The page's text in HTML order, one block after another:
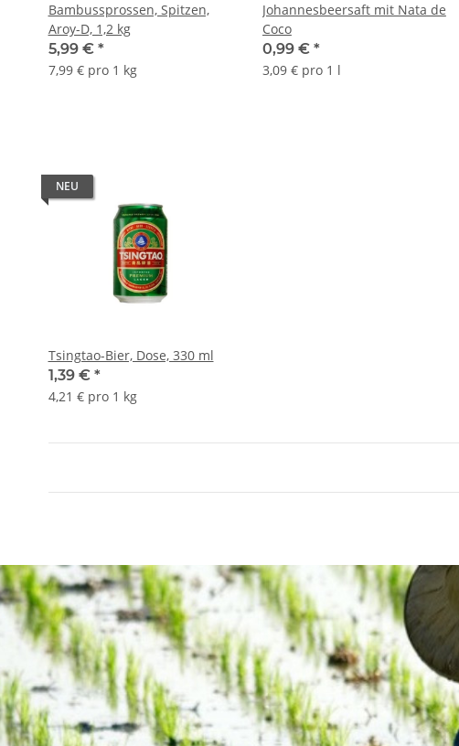
Bambussprossen, Spitzen,
Aroy-D, 1,2 kg
5,99 € *
7,99 € pro 1 kg
Johannesbeersaft mit Nata de
Coco
0,99 € *
3,09 € pro 1 l
NEU
Tsingtao-Bier, Dose, 330 ml
1,39 € *
4,21 € pro 1 kg